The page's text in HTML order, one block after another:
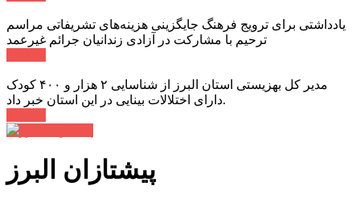
یادداشتی برای ترویج فرهنگ جایگزینی هزینه‌های تشریفاتی مراسم
ترحیم با مشارکت در آزادی زندانیان جرائم غیرعمد
مدیر کل بهزیستی استان البرز از شناسایی ۲ هزار و ۴۰۰ کودک
دارای اختلالات بینایی در این استان خبر داد.
پیشتازان البرز